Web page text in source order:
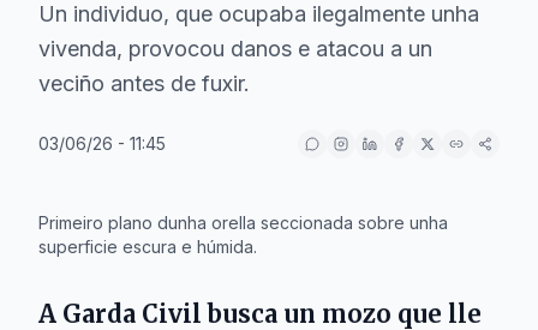
Un individuo, que ocupaba ilegalmente unha
vivenda, provocou danos e atacou a un
veciño antes de fuxir.
03/06/26 - 11:45
Primeiro plano dunha orella seccionada sobre unha
superficie escura e húmida.
A Garda Civil busca un mozo que lle